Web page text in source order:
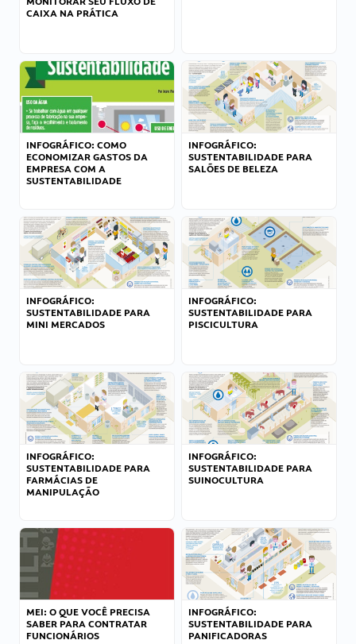
CAIXA NA PRÁTICA
INFOGRÁFICO: COMO
ECONOMIZAR GASTOS DA
EMPRESA COM A
SUSTENTABILIDADE
INFOGRÁFICO:
SUSTENTABILIDADE PARA
SALÕES DE BELEZA
INFOGRÁFICO:
SUSTENTABILIDADE PARA
MINI MERCADOS
INFOGRÁFICO:
SUSTENTABILIDADE PARA
PISCICULTURA
INFOGRÁFICO:
SUSTENTABILIDADE PARA
FARMÁCIAS DE
MANIPULAÇÃO
INFOGRÁFICO:
SUSTENTABILIDADE PARA
SUINOCULTURA
MEI: O QUE VOCÊ PRECISA
SABER PARA CONTRATAR
FUNCIONÁRIOS
INFOGRÁFICO:
SUSTENTABILIDADE PARA
PANIFICADORAS